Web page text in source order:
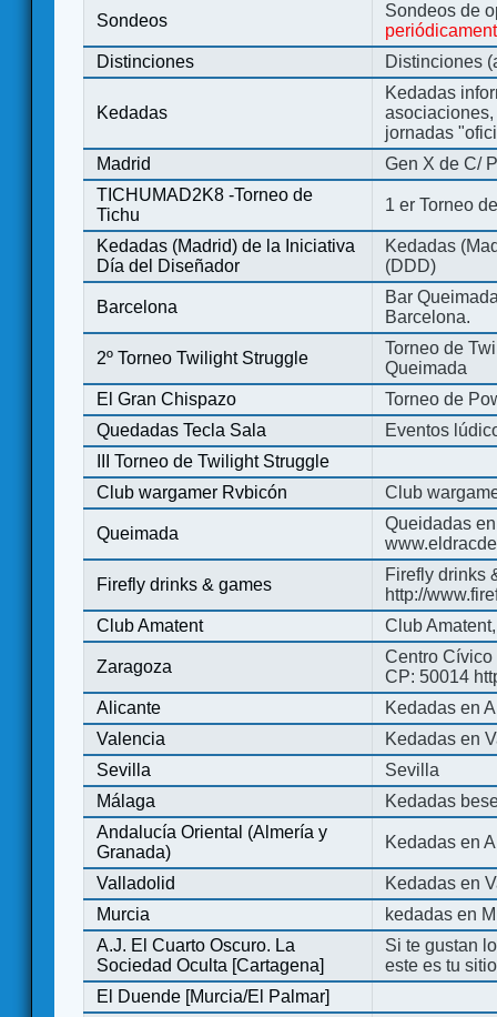
Sondeos
Sondeos de
Distinciones
Distinciones
Kedadas
Kedadas
jornadas
Madrid
Gen X de C/
TICHUMAD2K8 -Torneo de
Tichu
1 er Torneo
Kedadas (Madrid) de la Iniciativa
Día del Diseñador
Kedadas
(DDD)
Barcelona
Bar
Barcelona.
2º Torneo Twilight Struggle
Torneo de
Queimada
El Gran Chispazo
Torneo de
Quedadas Tecla Sala
Eventos
III Torneo de Twilight Struggle
Club wargamer Rvbicón
Club
Queimada
Queidadas
Firefly drinks & games
Firefly drinks
http://
Club Amatent
Club
Zaragoza
Centro Cívico
CP: 50014
Alicante
Kedadas en
Valencia
Kedadas en
Sevilla
Sevilla
Málaga
Kedadas
Andalucía Oriental (Almería y
Granada)
Kedadas en
Valladolid
Kedadas en
Murcia
kedadas en
A.J. El Cuarto Oscuro. La
Sociedad Oculta [Cartagena]
Si te gustan
este es tu
El Duende [Murcia/El Palmar]